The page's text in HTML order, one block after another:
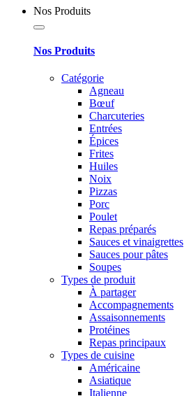
Nos Produits
Nos Produits
Catégorie
Agneau
Bœuf
Charcuteries
Entrées
Épices
Frites
Huiles
Noix
Pizzas
Porc
Poulet
Repas préparés
Sauces et vinaigrettes
Sauces pour pâtes
Soupes
Types de produit
À partager
Accompagnements
Assaisonnements
Protéines
Repas principaux
Types de cuisine
Américaine
Asiatique
Italienne